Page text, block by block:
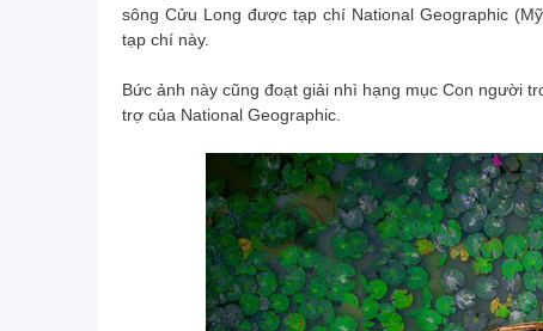
sông Cửu Long được tạp chí National Geographic
tạp chí này.
Bức ảnh này cũng đoạt giải nhì hạng mục Con người
trợ của National Geographic.